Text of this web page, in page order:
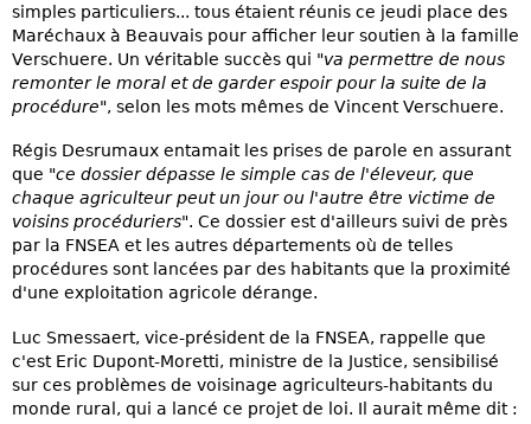
simples particuliers... tous étaient réunis ce jeudi place des
Maréchaux à Beauvais pour afficher leur soutien à la famille
Verschuere. Un véritable succès qui "va permettre de nous
remonter le moral et de garder espoir pour la suite de la
procédure", selon les mots mêmes de Vincent Verschuere.
Régis Desrumaux entamait les prises de parole en assurant
que "ce dossier dépasse le simple cas de l'éleveur, que
chaque agriculteur peut un jour ou l'autre être victime de
voisins procéduriers". Ce dossier est d'ailleurs suivi de près
par la FNSEA et les autres départements où de telles
procédures sont lancées par des habitants que la proximité
d'une exploitation agricole dérange.
Luc Smessaert, vice-président de la FNSEA, rappelle que
c'est Eric Dupont-Moretti, ministre de la Justice, sensibilisé
sur ces problèmes de voisinage agriculteurs-habitants du
monde rural, qui a lancé ce projet de loi. Il aurait même dit :